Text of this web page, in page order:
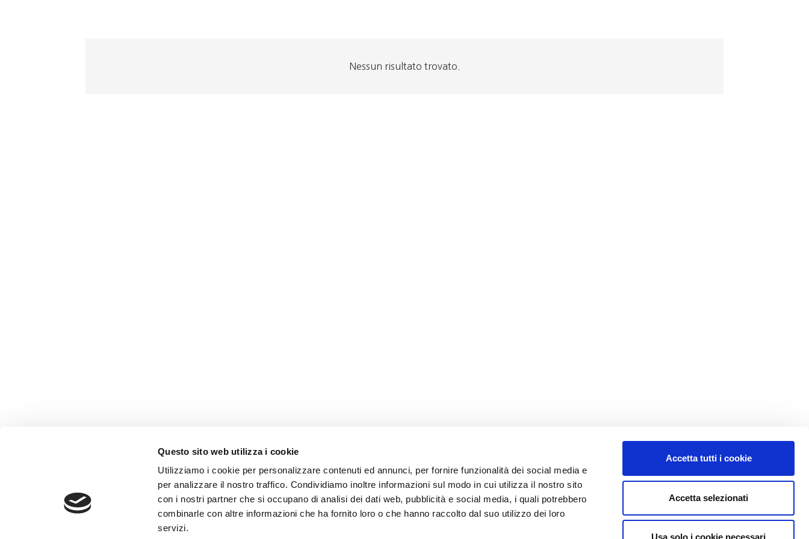
Questo sito web utilizza i cookie
Utilizziamo i cookie per personalizzare contenuti ed annunci, per fornire funzionalità dei social media e
per analizzare il nostro traffico. Condividiamo inoltre informazioni sul modo in cui utilizza il nostro sito
con i nostri partner che si occupano di analisi dei dati web, pubblicità e social media, i quali potrebbero
combinarle con altre informazioni che ha fornito loro o che hanno raccolto dal suo utilizzo dei loro
servizi.
Accetta tutti i cookie
Accetta selezionati
Usa solo i cookie necessari
Nessun risultato trovato.